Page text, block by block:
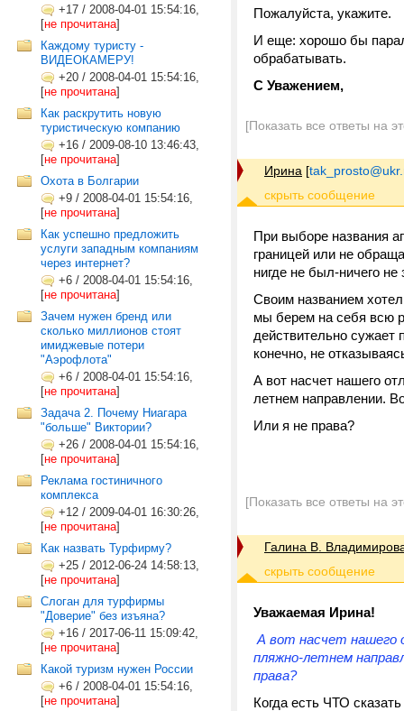
+17 / 2008-04-01 15:54:16,
[не прочитана]
Каждому туристу -
ВИДЕОКАМЕРУ!
+20 / 2008-04-01 15:54:16,
[не прочитана]
Как раскрутить новую
туристическую компанию
+16 / 2009-08-10 13:46:43,
[не прочитана]
Охота в Болгарии
+9 / 2008-04-01 15:54:16,
[не прочитана]
Как успешно предложить
услуги западным компаниям
через интернет?
+6 / 2008-04-01 15:54:16,
[не прочитана]
Зачем нужен бренд или
сколько миллионов стоят
имиджевые потери
"Аэрофлота"
+6 / 2008-04-01 15:54:16,
[не прочитана]
Задача 2. Почему Ниагара
"больше" Виктории?
+26 / 2008-04-01 15:54:16,
[не прочитана]
Реклама гостиничного
комплекса
+12 / 2009-04-01 16:30:26,
[не прочитана]
Как назвать Турфирму?
+25 / 2012-06-24 14:58:13,
[не прочитана]
Слоган для турфирмы
"Доверие" без изъяна?
+16 / 2017-06-11 15:09:42,
[не прочитана]
Какой туризм нужен России
+6 / 2008-04-01 15:54:16,
[не прочитана]
Пожалуйста, укажите.
И еще: хорошо бы
обрабатывать.
С Уважением,
[Показать все ответы на
Ирина [
При выборе названия
границей или не
нигде не был-ничего
Своим названием
мы берем на себя всю
действительно сужает
конечно, не
А вот насчет нашего
летнем направлении.
Или я не права?
[Показать все ответы на
Галина В.
Уважаемая Ирина!
А вот насчет нашего
пляжно-летнем
права?
Когда есть ЧТО